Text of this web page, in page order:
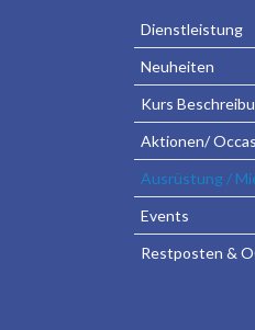
Dienstleistung
Neuheiten
Kurs
Aktionen/
Ausrüstung /
Events
Restposten &